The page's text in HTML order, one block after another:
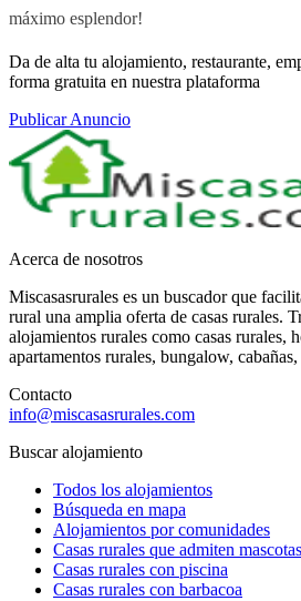
máximo esplendor!
Da de alta tu alojamiento, restaurante,
forma gratuita en nuestra plataforma
Publicar Anuncio
Acerca de nosotros
Miscasasrurales es un buscador que
rural una amplia oferta de casas rurales.
alojamientos rurales como casas rurales,
apartamentos rurales, bungalow,
Contacto
info@miscasasrurales.com
Buscar alojamiento
Todos los alojamientos
Búsqueda en mapa
Alojamientos por comunidades
Casas rurales que admiten mascotas
Casas rurales con piscina
Casas rurales con barbacoa